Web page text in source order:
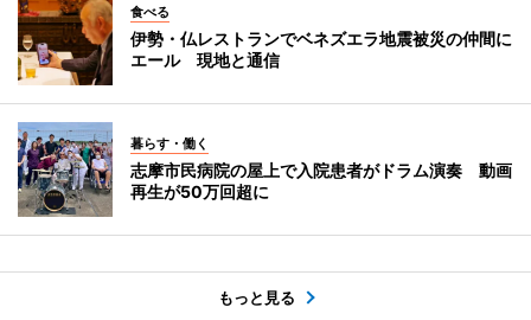
食べる
伊勢・仏レストランでベネズエラ地震被災の仲間に
エール 現地と通信
暮らす・働く
志摩市民病院の屋上で入院患者がドラム演奏 動画
再生が50万回超に
もっと見る